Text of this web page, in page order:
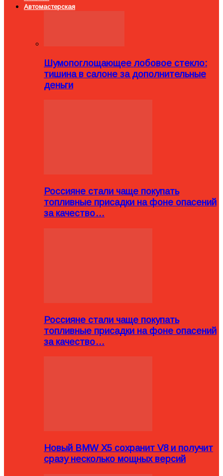
Автомастерская
Шумопоглощающее лобовое стекло:
тишина в салоне за дополнительные
деньги
Россияне стали чаще покупать
топливные присадки на фоне опасений
за качество…
Россияне стали чаще покупать
топливные присадки на фоне опасений
за качество…
Новый BMW X5 сохранит V8 и получит
сразу несколько мощных версий